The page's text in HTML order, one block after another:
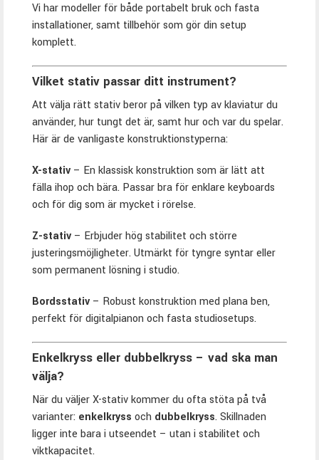
Vi har modeller för både portabelt bruk och fasta
installationer, samt tillbehör som gör din setup
komplett.
Vilket stativ passar ditt instrument?
Att välja rätt stativ beror på vilken typ av klaviatur du
använder, hur tungt det är, samt hur och var du spelar.
Här är de vanligaste konstruktionstyperna:
X-stativ – En klassisk konstruktion som är lätt att
fälla ihop och bära. Passar bra för enklare keyboards
och för dig som är mycket i rörelse.
Z-stativ – Erbjuder hög stabilitet och större
justeringsmöjligheter. Utmärkt för tyngre syntar eller
som permanent lösning i studio.
Bordsstativ – Robust konstruktion med plana ben,
perfekt för digitalpianon och fasta studiosetups.
Enkelkryss eller dubbelkryss – vad ska man
välja?
När du väljer X-stativ kommer du ofta stöta på två
varianter: enkelkryss och dubbelkryss. Skillnaden
ligger inte bara i utseendet – utan i stabilitet och
viktkapacitet.